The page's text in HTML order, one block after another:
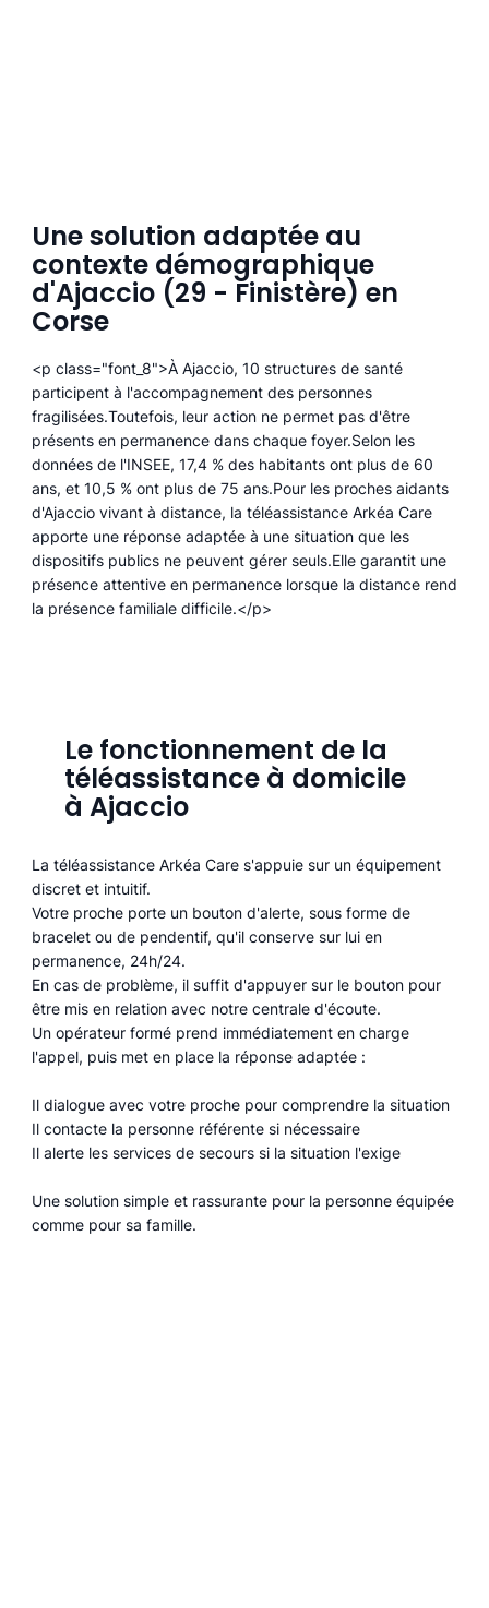
Une solution adaptée au
contexte démographique
d'Ajaccio (29 - Finistère) en
Corse
<p class="font_8">À Ajaccio, 10 structures de santé
participent à l'accompagnement des personnes
fragilisées.Toutefois, leur action ne permet pas d'être
présents en permanence dans chaque foyer.Selon les
données de l'INSEE, 17,4 % des habitants ont plus de 60
ans, et 10,5 % ont plus de 75 ans.Pour les proches aidants
d'Ajaccio vivant à distance, la téléassistance Arkéa Care
apporte une réponse adaptée à une situation que les
dispositifs publics ne peuvent gérer seuls.Elle garantit une
présence attentive en permanence lorsque la distance rend
la présence familiale difficile.</p>
Le fonctionnement de la
téléassistance à domicile
à Ajaccio
La téléassistance Arkéa Care s'appuie sur un équipement
discret et intuitif.
Votre proche porte un bouton d'alerte, sous forme de
bracelet ou de pendentif, qu'il conserve sur lui en
permanence, 24h/24.
En cas de problème, il suffit d'appuyer sur le bouton pour
être mis en relation avec notre centrale d'écoute.
Un opérateur formé prend immédiatement en charge
l'appel, puis met en place la réponse adaptée :
Il dialogue avec votre proche pour comprendre la situation
Il contacte la personne référente si nécessaire
Il alerte les services de secours si la situation l'exige
Une solution simple et rassurante pour la personne équipée
comme pour sa famille.